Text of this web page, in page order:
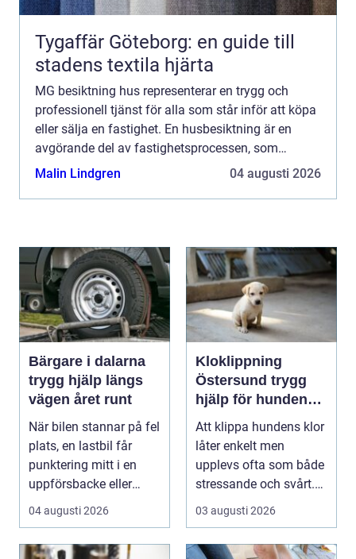
Tygaffär Göteborg: en guide till
stadens textila hjärta
MG besiktning hus representerar en trygg och
professionell tjänst för alla som står inför att köpa
eller sälja en fastighet. En husbesiktning är en
avgörande del av fastighetsprocessen, som
säkerstäl...
Malin Lindgren 04 augusti 2026
Bärgare i dalarna
trygg hjälp längs
vägen året runt
När bilen stannar på fel
plats, en lastbil får
punktering mitt i en
uppförsbacke eller
husbilen vägr...
04 augusti 2026
Kloklippning
Östersund trygg
hjälp för hundens
tassar
Att klippa hundens klor
låter enkelt men
upplevs ofta som både
stressande och svårt.
Många hundägare...
03 augusti 2026